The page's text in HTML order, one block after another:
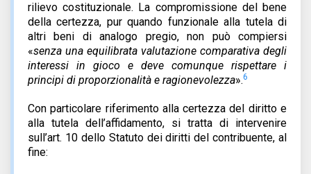
rilievo costituzionale. La compromissione del bene
della certezza, pur quando funzionale alla tutela di
altri beni di analogo pregio, non può compiersi
«senza una equilibrata valutazione comparativa degli
interessi in gioco e deve comunque rispettare i
principi di proporzionalità e ragionevolezza».6
Con particolare riferimento alla certezza del diritto e
alla tutela dell’affidamento, si tratta di intervenire
sull’art. 10 dello Statuto dei diritti del contribuente, al
fine: